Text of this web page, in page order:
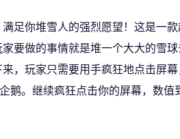
足你堆雪人的强烈愿望！这是一
要做的事情就是堆一个大大的雪
，玩家只需要用手疯狂地点击屏
鹅。继续疯狂点击你的屏幕，数值